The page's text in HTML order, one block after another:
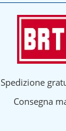
Spedizione
Consegna